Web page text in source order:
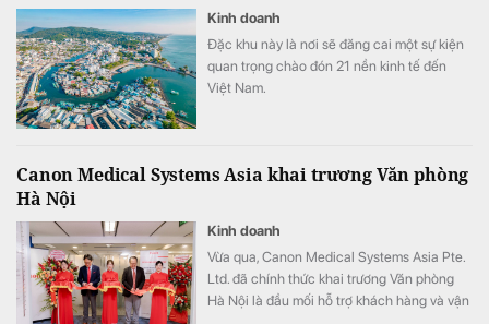
Kinh doanh
Đặc khu này là nơi sẽ đăng cai một sự kiện
quan trọng chào đón 21 nền kinh tế đến
Việt Nam.
Canon Medical Systems Asia khai trương Văn phòng
Hà Nội
Kinh doanh
Vừa qua, Canon Medical Systems Asia Pte.
Ltd. đã chính thức khai trương Văn phòng
Hà Nội là đầu mối hỗ trợ khách hàng và vận